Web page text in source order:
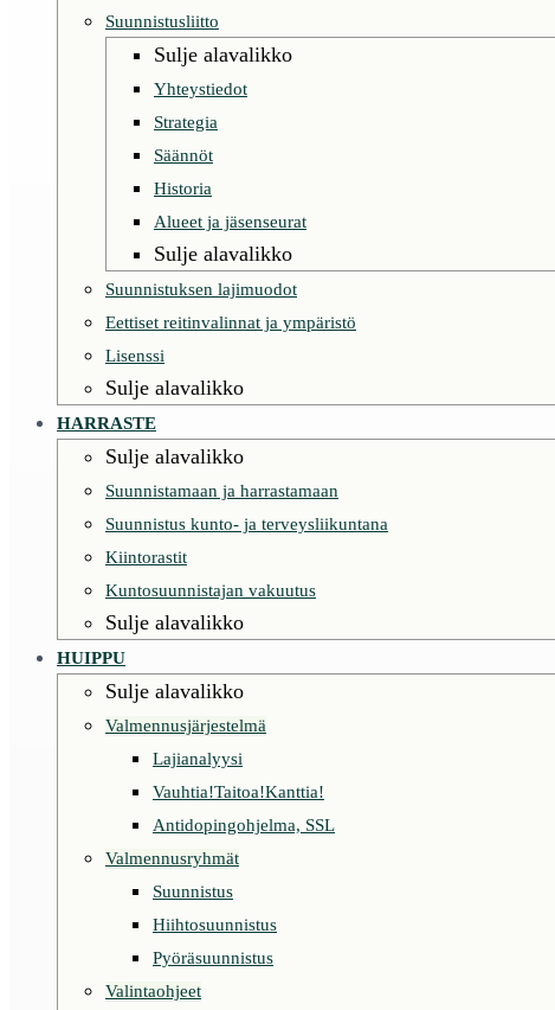
Suunnistusliitto
Sulje alavalikko
Yhteystiedot
Strategia
Säännöt
Historia
Alueet ja jäsenseurat
Sulje alavalikko
Suunnistuksen lajimuodot
Eettiset reitinvalinnat ja ympäristö
Lisenssi
Sulje alavalikko
HARRASTE
Sulje alavalikko
Suunnistamaan ja harrastamaan
Suunnistus kunto- ja terveysliikuntana
Kiintorastit
Kuntosuunnistajan vakuutus
Sulje alavalikko
HUIPPU
Sulje alavalikko
Valmennusjärjestelmä
Lajianalyysi
Vauhtia!Taitoa!Kanttia!
Antidopingohjelma, SSL
Valmennusryhmät
Suunnistus
Hiihtosuunnistus
Pyöräsuunnistus
Valintaohjeet